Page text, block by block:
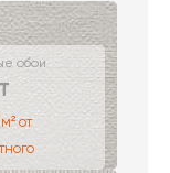
обои
от